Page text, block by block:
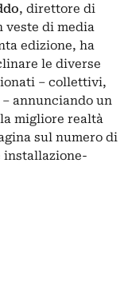
, direttore di
veste di media
edizione, ha
le diverse
– collettivi,
annunciando un
migliore realtà
sul numero di
installazione-